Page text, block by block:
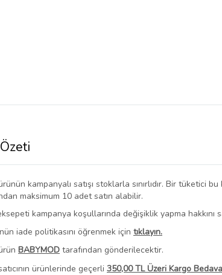
kampanyalı satışı stoklarla sınırlıdır. Bir tüketici
maksimum 10 adet satın alabilir.
kampanya koşullarında değişiklik yapma hakkını
iade politikasını öğrenmek için tıklayın.
BABYMOD tarafından gönderilecektir.
ürünlerinde geçerli 350,00 TL Üzeri Kargo Bedava